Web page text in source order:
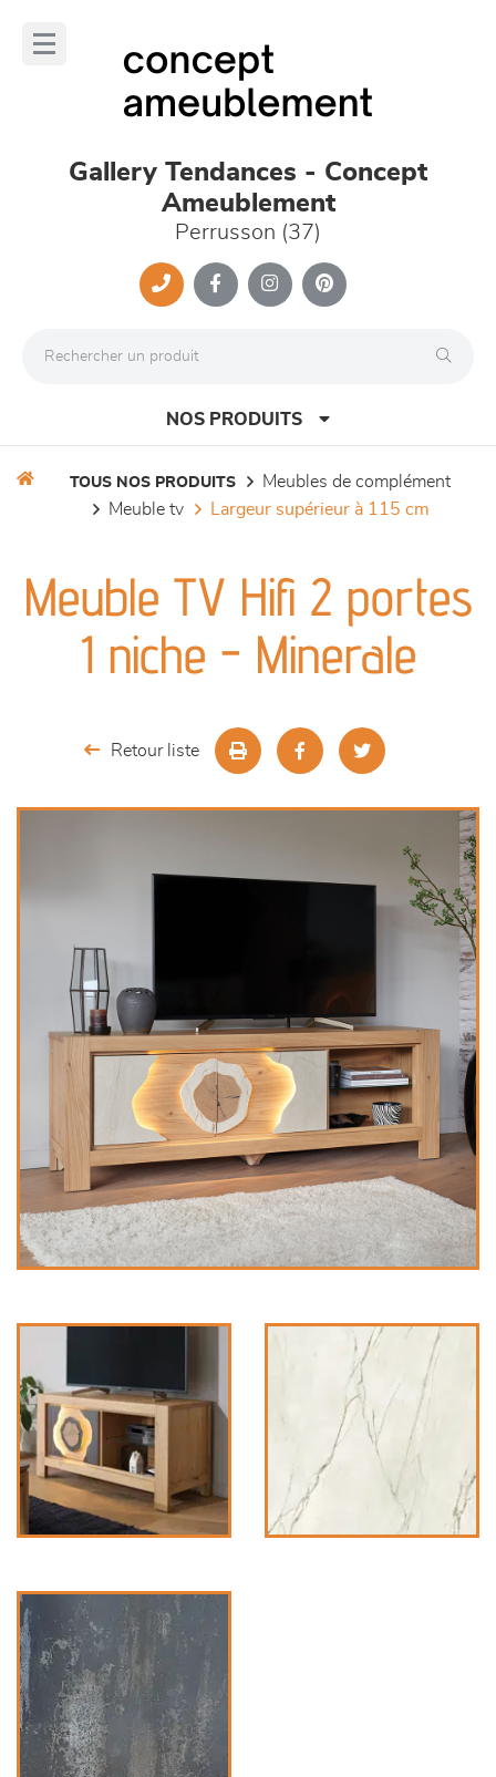
Gallery Tendances - Concept
Ameublement
Perrusson (37)
NOS PRODUITS
séjours
meubles de complément
TOUS NOS PRODUITS
meubles de complément
meuble tv
largeur supérieur à 115 cm
Meuble TV Hifi 2 portes
1 niche - Minerale
Retour liste